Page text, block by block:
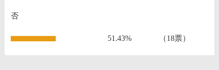
否
51.43% （18票）